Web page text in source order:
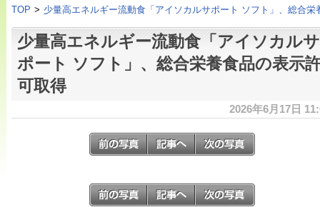
TOP > 少量高エネルギー流動食「アイソカルサポート ソフト」、総合栄
少量高エネルギー流動食「アイソカルサ
ポート ソフト」、総合栄養食品の表示
可取得
2026年6月17日